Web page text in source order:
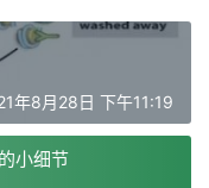
年8月28日 下午11:19
小细节